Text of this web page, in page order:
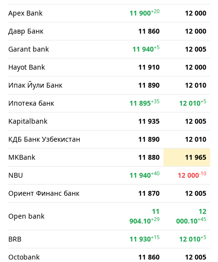
Apex Bank
11 900+20
12 000
Давр Банк
11 860
12 000
Garant bank
11 940+5
12 005
Hayot Bank
11 910
12 000
Ипак Йули Банк
11 890
12 010
Ипотека банк
11 895+35 12 010+5
Kapitalbank 11 935
12 005
КДБ Банк Узбекистан
11 890
12 010
MKBank
11 880
11 965
NBU
11 940+40 12 000-10
Ориент Финанс банк 11 870 12 005
Open bank
11
904.10+29
12
000.10+45
BRB 11 930+15 12 010+5
Octobank 11 860
12 005